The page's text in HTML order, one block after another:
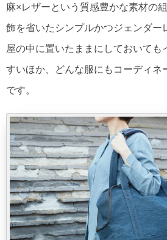
麻×レザーという質感豊かな素材の
飾を省いたシンプルかつジェンダー
屋の中に置いたままにしておいても
すいほか、どんな服にもコーディネ
です。